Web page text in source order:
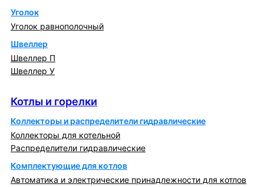
Уголок
Уголок равнополочный
Швеллер
Швеллер П
Швеллер У
Котлы и горелки
Коллекторы и распределители гидравлические
Коллекторы для котельной
Распределители гидравлические
Комплектующие для котлов
Автоматика и электрические принадлежности для котлов